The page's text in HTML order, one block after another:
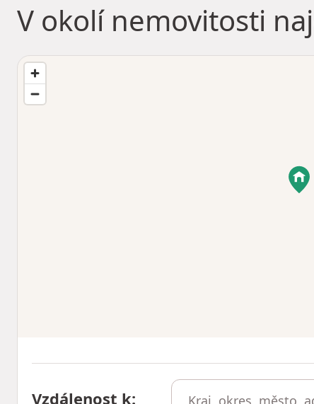
V okolí nemovitosti
Vzdálenost k: